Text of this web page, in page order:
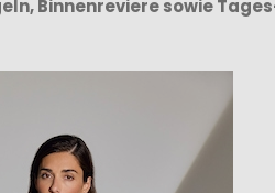
Binnenreviere sowie